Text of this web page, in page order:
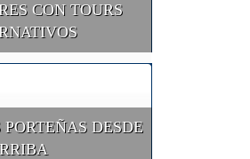
CON TOURS
DESDE